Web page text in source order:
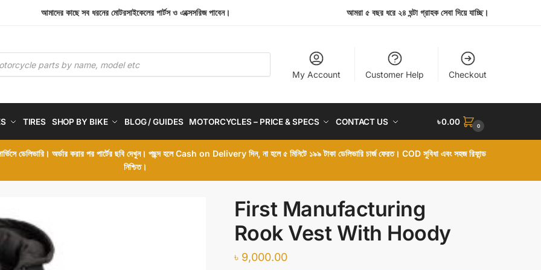
আমাদের কাছে সব ধরনের মোটরসাইকেলের পার্টস ও এক্সেসরিজ পাবেন। আমরা ৫ বছর ধরে ২৪ ঘন্টা গ্রাহক সেবা দিয়ে যাচ্ছি।
My Account Customer Help Checkout
TIRES SHOP BY BIKE BLOG / GUIDES MOTORCYCLES – PRICE & SPECS CONTACT US ৳0.00 0
ডেলিভারি। অর্ডার করার পর পার্টের ছবি দেখুন। পছন্দ হলে Cash on Delivery দিন, না হলে ৫ মিনিটে ১৯৯ টাকা ডেলিভারি চার্জ ফেরত। COD সুবিধা এবং সহজ রিফান্ড
নিশ্চিত।
First Manufacturing
Rook Vest With Hoody
৳ 9,000.00